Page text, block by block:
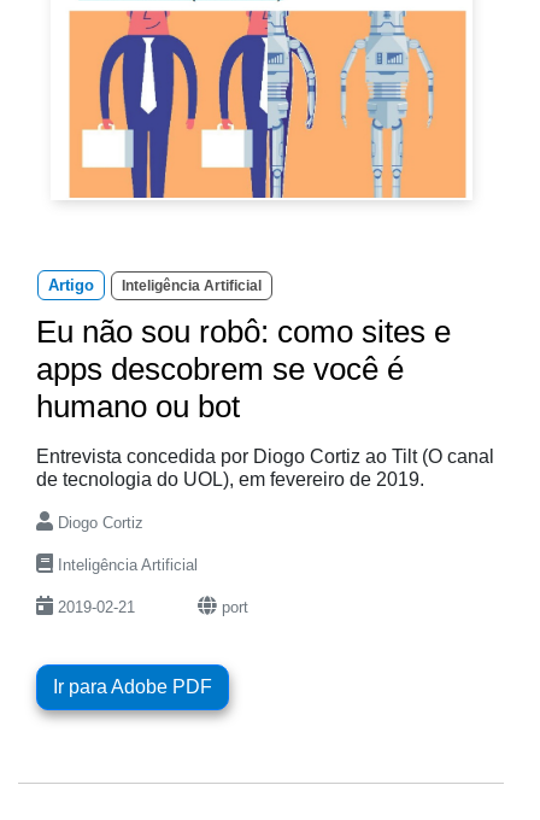
Artigo Inteligência Artificial
Eu não sou robô: como sites e
apps descobrem se você é
humano ou bot
Entrevista concedida por Diogo Cortiz ao Tilt (O canal
de tecnologia do UOL), em fevereiro de 2019.
Diogo Cortiz
Inteligência Artificial
2019-02-21 port
Ir para Adobe PDF